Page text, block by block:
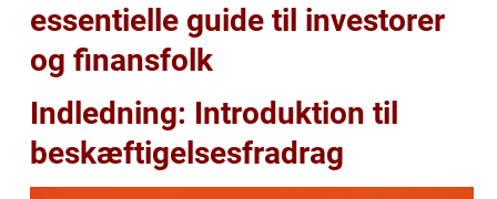
essentielle guide til investorer
og finansfolk
Indledning: Introduktion til
beskæftigelsesfradrag